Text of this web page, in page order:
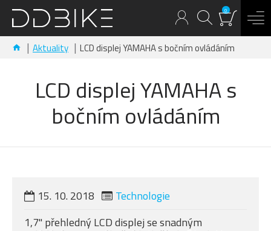
0
Aktuality LCD displej YAMAHA s bočním ovládáním
LCD displej YAMAHA s
bočním ovládáním
15. 10. 2018
Technologie
1,7" přehledný LCD displej se snadným